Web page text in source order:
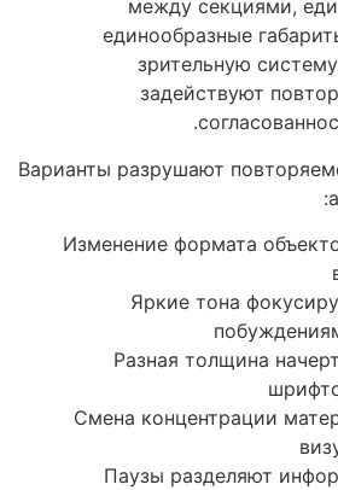
между секциями,
единообразные
зрительную
задействуют
Варианты разрушают
Изменение формата
Яркие тона
Разная толщина
Смена концентрации
Паузы разделяют